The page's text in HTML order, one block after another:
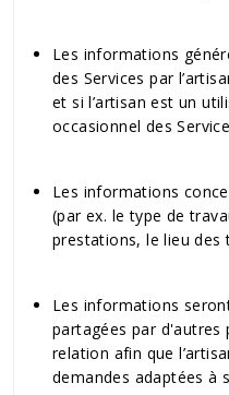
Les informations
des Services par
et si l’artisan est un
occasionnel des
Les informations
(par ex. le type de
prestations, le lieu des
Les informations
partagées par d'autres
relation afin que
demandes adaptées à